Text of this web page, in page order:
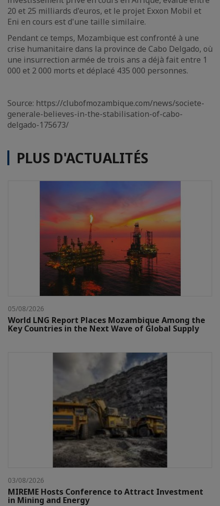
20 et 25 milliards d'euros, et le projet Exxon Mobil et
Eni en cours est d'une taille similaire.
Pendant ce temps, Mozambique est confronté à une
crise humanitaire dans la province de Cabo Delgado, où
une insurrection armée de trois ans a déjà fait entre 1
000 et 2 000 morts et déplacé 435 000 personnes.
Source: https://clubofmozambique.com/news/societe-
generale-believes-in-the-stabilisation-of-cabo-
delgado-175673/
PLUS D'ACTUALITÉS
05/08/2026
World LNG Report Places Mozambique Among the
Key Countries in the Next Wave of Global Supply
03/08/2026
MIREME Hosts Conference to Attract Investment
in Mining and Energy